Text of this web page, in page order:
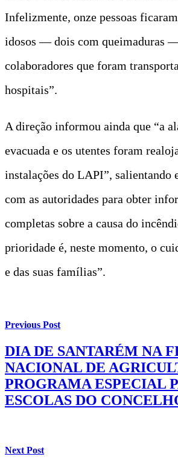
Infelizmente, onze pessoas
idosos — dois com queimaduras
colaboradores que foram
hospitais”.
A direção informou ainda que “a
evacuada e os utentes foram
instalações do LAPI”, salientando
com as autoridades para obter
completas sobre a causa do
prioridade é, neste momento, o
e das suas famílias”.
Previous Post
DIA DE SANTARÉM NA
NACIONAL DE
PROGRAMA ESPECIAL
ESCOLAS DO
Next Post